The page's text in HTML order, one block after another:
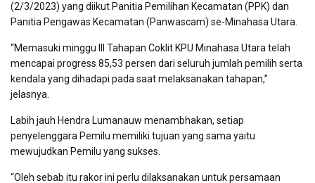
(2/3/2023) yang diikut Panitia Pemilihan Kecamatan (PPK) dan
Panitia Pengawas Kecamatan (Panwascam) se-Minahasa Utara.
“Memasuki minggu III Tahapan Coklit KPU Minahasa Utara telah
mencapai progress 85,53 persen dari seluruh jumlah pemilih serta
kendala yang dihadapi pada saat melaksanakan tahapan,”
jelasnya.
Labih jauh Hendra Lumanauw menambhakan, setiap
penyelenggara Pemilu memiliki tujuan yang sama yaitu
mewujudkan Pemilu yang sukses.
“Oleh sebab itu rakor ini perlu dilaksanakan untuk persamaan